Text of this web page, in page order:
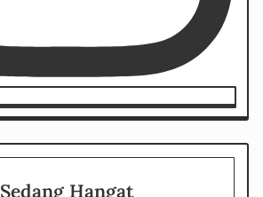
Sedang Hangat